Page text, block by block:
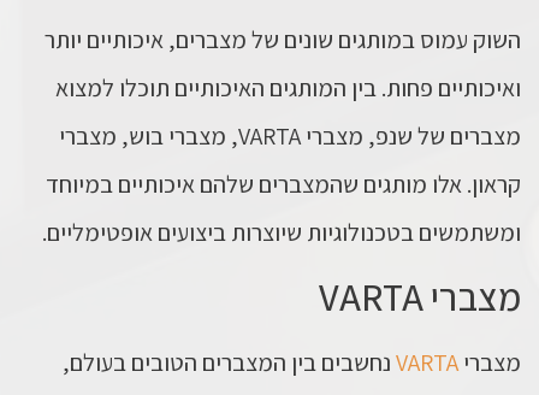
השוק עמוס במותגים שונים של מצברים, איכותיים יותר
ואיכותיים פחות. בין המותגים האיכותיים תוכלו למצוא
מצברים של שנפ, מצברי VARTA, מצברי בוש, מצברי
קראון. אלו מותגים שהמצברים שלהם איכותיים במיוחד
ומשתמשים בטכנולוגיות שיוצרות ביצועים אופטימליים.
מצברי VARTA
מצבריVARTAנחשבים בין המצברים הטובים בעולם,